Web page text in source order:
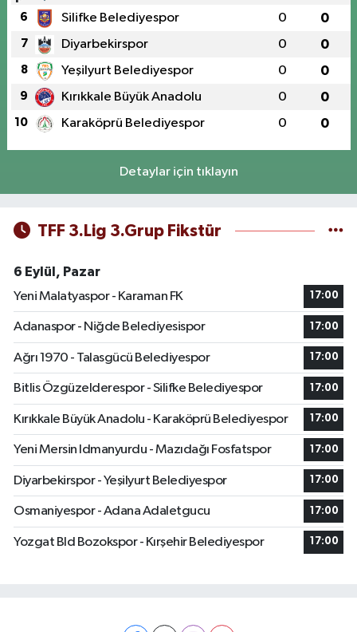
6 Silifke Belediyespor 0 0
7 Diyarbekirspor 0 0
8 Yeşilyurt Belediyespor 0 0
9 Kırıkkale Büyük Anadolu 0 0
10 Karaköprü Belediyespor 0 0
Detaylar için tıklayın
TFF 3.Lig 3.Grup Fikstür
6 Eylül, Pazar
Yeni Malatyaspor - Karaman FK
17:00
Adanaspor - Niğde Belediyesispor 17:00
Ağrı 1970 - Talasgücü Belediyespor 17:00
Bitlis Özgüzelderespor - Silifke Belediyespor 17:00
Kırıkkale Büyük Anadolu - Karaköprü Belediyespor 17:00
Yeni Mersin Idmanyurdu - Mazıdağı Fosfatspor 17:00
Diyarbekirspor - Yeşilyurt Belediyespor 17:00
Osmaniyespor - Adana Adaletgucu 17:00
Yozgat Bld Bozokspor - Kırşehir Belediyespor 17:00